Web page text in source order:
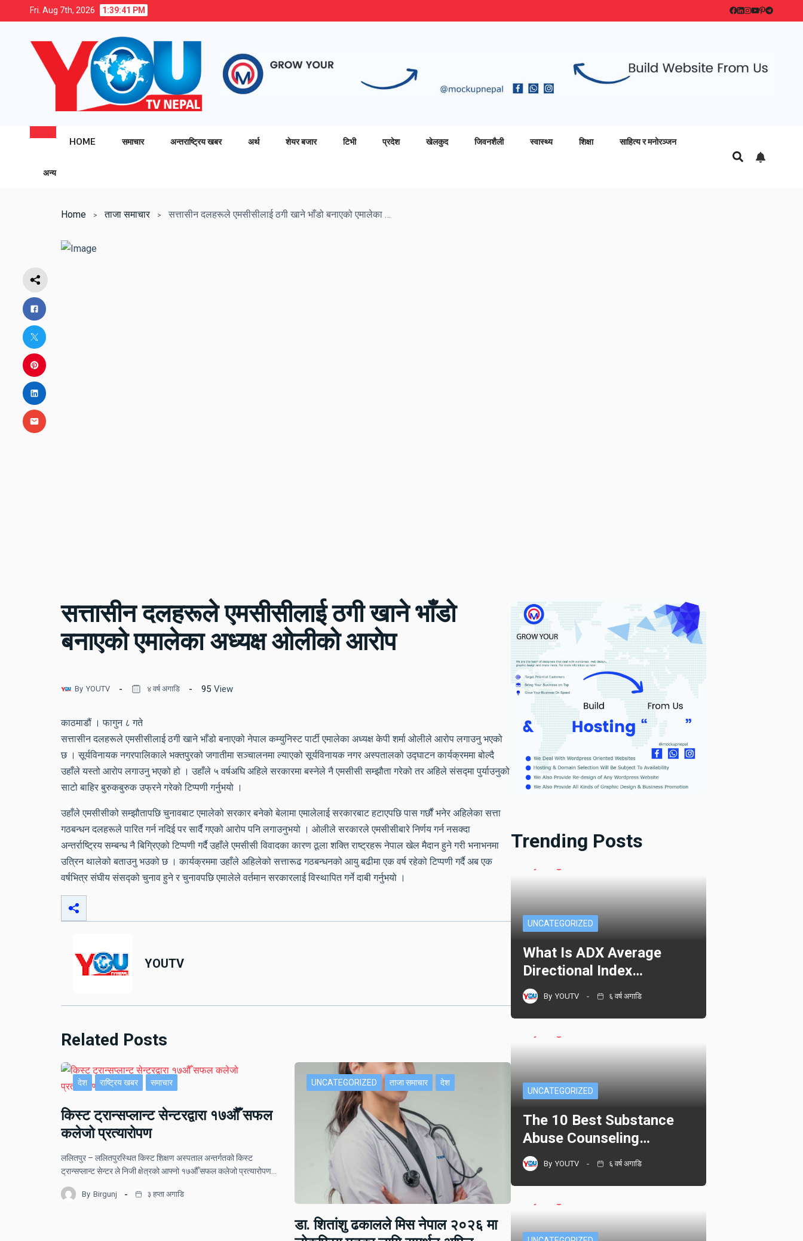
Fri. Aug 7th, 2026 1:39:42 PM
HOME समाचार अन्तराष्ट्रिय खबर अर्थ शेयर बजार टिभी प्रदेश खेलकुद जिवनशैली स्वास्थ्य शिक्षा साहित्य र मनोरञ्जन
अन्य
Home ताजा समाचार सत्तासीन दलहरूले एमसीसीलाई ठगी खाने भाँडो बनाएको एमालेका अध्यक्ष ओलीको आरोप
सत्तासीन दलहरूले एमसीसीलाई ठगी खाने भाँडो
बनाएको एमालेका अध्यक्ष ओलीको आरोप
By YOUTV ४ वर्ष अगाडि 95 View
काठमाडौं । फागुन ८ गते
सत्तासीन दलहरूले एमसीसीलाई ठगी खाने भाँडो बनाएको नेपाल कम्युनिस्ट पार्टी एमालेका अध्यक्ष केपी शर्मा ओलीले आरोप लगाउनु भएको
छ । सूर्यविनायक नगरपालिकाले भक्तपुरको जगातीमा सञ्चालनमा ल्याएको सूर्यविनायक नगर अस्पतालको उद्घाटन कार्यक्रममा बोल्दै
उहाँले यस्तो आरोप लगाउनु भएको हो । उहाँले ५ वर्षअघि अहिले सरकारमा बस्नेले नै एमसीसी सम्झौता गरेको तर अहिले संसद्मा पुर्याउनुको
साटो बाहिर बुरुकबुरुक उफ्रने गरेको टिप्पणी गर्नुभयो ।
उहाँले एमसीसीको सम्झौतापछि चुनावबाट एमालेको सरकार बनेको बेलामा एमालेलाई सरकारबाट हटाएपछि पास गर्छौं भनेर अहिलेका सत्ता
गठबन्धन दलहरूले पारित गर्न नदिई पर सार्दै गएको आरोप पनि लगाउनुभयो । ओलीले सरकारले एमसीसीबारे निर्णय गर्न नसक्दा
अन्तर्राष्ट्रिय सम्बन्ध नै बिग्रिएको टिप्पणी गर्दै उहाँले एमसीसी विवादका कारण ठूला शक्ति राष्ट्रहरू नेपाल खेल मैदान हुने गरी भनाभनमा
उत्रिन थालेको बताउनु भउको छ । कार्यक्रममा उहाँले अहिलेको सत्तारूढ गठबन्धनको आयु बढीमा एक वर्ष रहेको टिप्पणी गर्दै अब एक
वर्षभित्र संघीय संसद्को चुनाव हुने र चुनावपछि एमालेले वर्तमान सरकारलाई विस्थापित गर्ने दाबी गर्नुभयो ।
YOUTV
Related Posts
देश राष्ट्रिय खबर समाचार
किस्ट ट्रान्सप्लान्ट सेन्टरद्वारा १७औँ सफल
कलेजो प्रत्यारोपण
ललितपुर – ललितपुरस्थित किस्ट शिक्षण अस्पताल अन्तर्गतको किस्ट
ट्रान्सप्लान्ट सेन्टर ले निजी क्षेत्रको आफ्नो १७औँ सफल कलेजो प्रत्यारोपण…
By Birgunj ३ हप्ता अगाडि
UNCATEGORIZED ताजा समाचार देश
डा. शितांशु ढकालले मिस नेपाल २०२६ मा
Trending Posts
UNCATEGORIZED
What Is ADX Average
Directional Index…
By YOUTV ६ वर्ष अगाडि
UNCATEGORIZED
The 10 Best Substance
Abuse Counseling…
By YOUTV ६ वर्ष अगाडि